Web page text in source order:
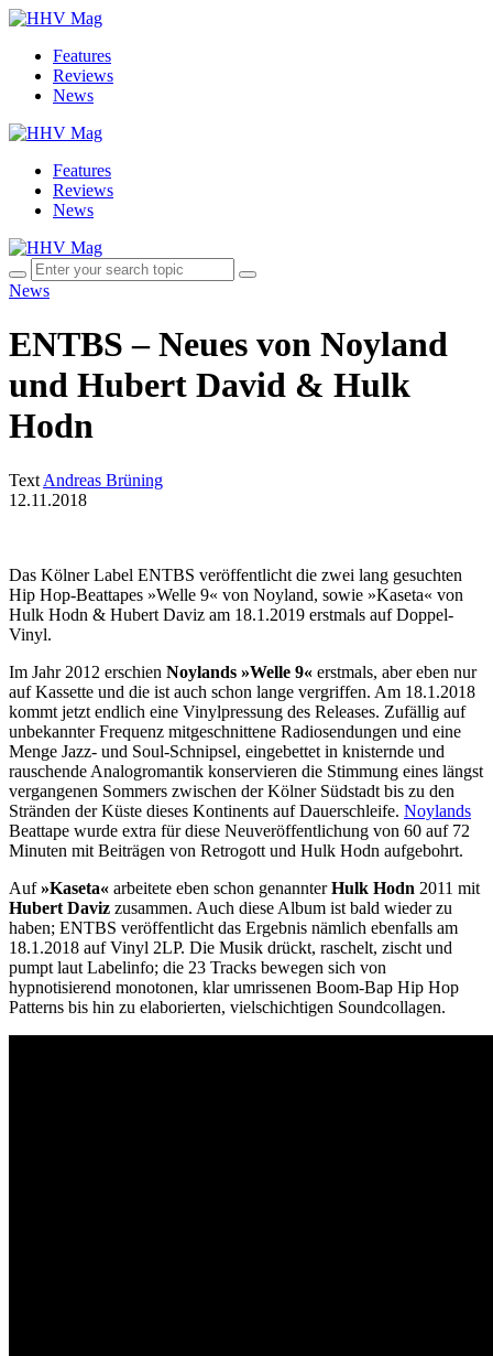
Features
Reviews
News
Features
Reviews
News
News
ENTBS – Neues von Noyland
und Hubert David & Hulk
Hodn
Text Andreas Brüning
12.11.2018
Das Kölner Label ENTBS veröffentlicht die zwei lang gesuchten
Hip Hop-Beattapes »Welle 9« von Noyland, sowie »Kaseta« von
Hulk Hodn & Hubert Daviz am 18.1.2019 erstmals auf Doppel-
Vinyl.
Im Jahr 2012 erschien Noylands »Welle 9« erstmals, aber eben nur
auf Kassette und die ist auch schon lange vergriffen. Am 18.1.2018
kommt jetzt endlich eine Vinylpressung des Releases. Zufällig auf
unbekannter Frequenz mitgeschnittene Radiosendungen und eine
Menge Jazz- und Soul-Schnipsel, eingebettet in knisternde und
rauschende Analogromantik konservieren die Stimmung eines längst
vergangenen Sommers zwischen der Kölner Südstadt bis zu den
Stränden der Küste dieses Kontinents auf Dauerschleife. Noylands
Beattape wurde extra für diese Neuveröffentlichung von 60 auf 72
Minuten mit Beiträgen von Retrogott und Hulk Hodn aufgebohrt.
Auf»Kaseta« arbeitete eben schon genannterHulk Hodn 2011 mit
Hubert Daviz zusammen. Auch diese Album ist bald wieder zu
haben; ENTBS veröffentlicht das Ergebnis nämlich ebenfalls am
18.1.2018 auf Vinyl 2LP. Die Musik drückt, raschelt, zischt und
pumpt laut Labelinfo; die 23 Tracks bewegen sich von
hypnotisierend monotonen, klar umrissenen Boom-Bap Hip Hop
Patterns bis hin zu elaborierten, vielschichtigen Soundcollagen.